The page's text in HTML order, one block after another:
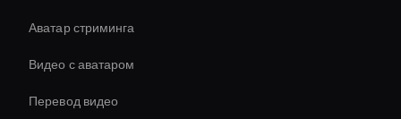
Аватар стриминга
Видео с аватаром
Перевод видео